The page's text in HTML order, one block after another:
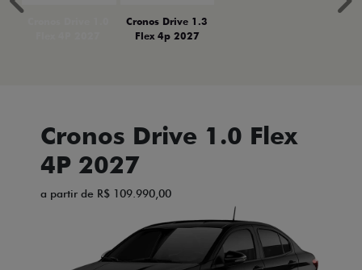
Cronos Drive 1.3
Flex 4p 2027
Anterior
Cronos Drive 1.0 Flex
4P 2027
a partir de R$ 109.990,00